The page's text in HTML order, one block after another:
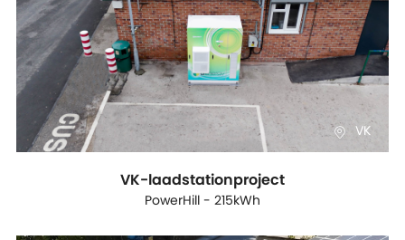
VK
VK-laadstationproject
PowerHill - 215kWh